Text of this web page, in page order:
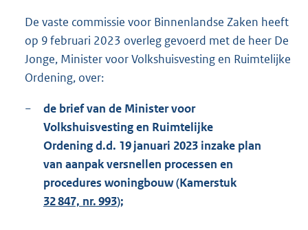
3
De vaste commissie voor Binnenlandse Zaken heeft
op 9 februari 2023 overleg gevoerd met de heer De
Jonge, Minister voor Volkshuisvesting en Ruimtelijke
Ordening, over:
−
de brief van de Minister voor
Volkshuisvesting en Ruimtelijke
Ordening d.d. 19 januari 2023 inzake plan
van aanpak versnellen processen en
procedures woningbouw (Kamerstuk
32 847, nr. 993);